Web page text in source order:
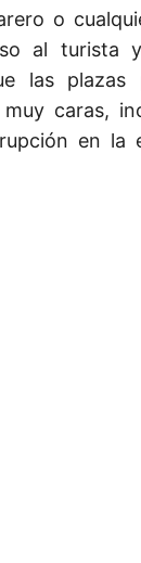
o
al turista
las plazas
caras,
en la